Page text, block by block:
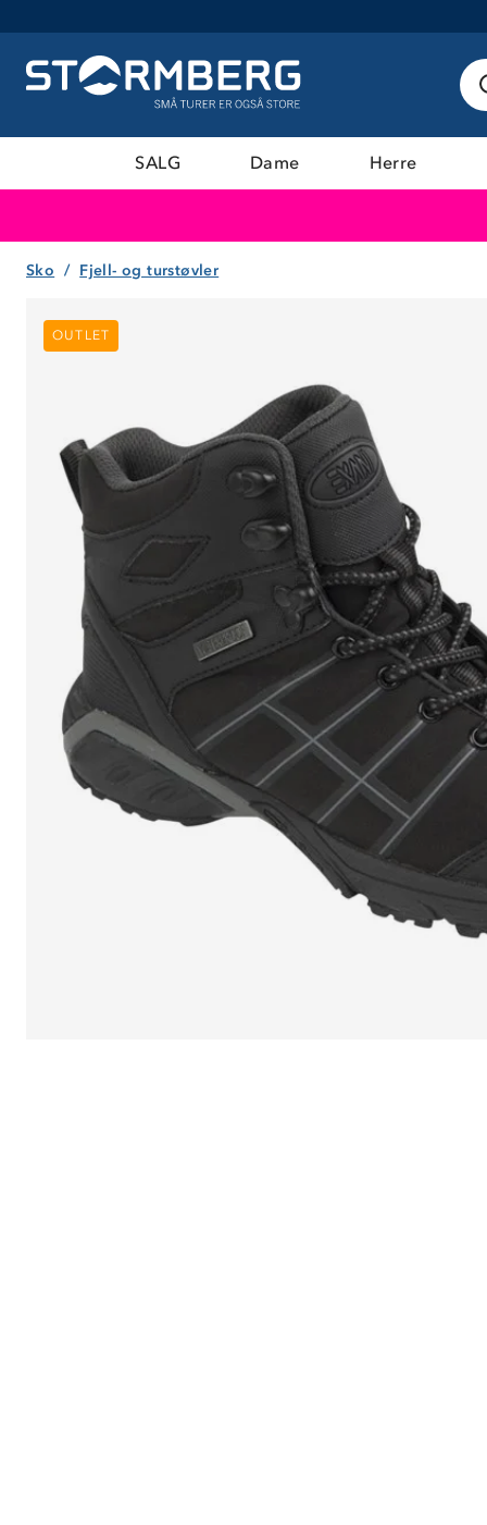
SALG Dame Herre
Sko Fjell- og turstøvler
OUTLET